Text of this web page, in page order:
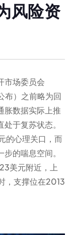
风险资
市场委员会
布）之前略为回
胀数据实际上推
于复苏状态。
的心理关口，而
的喘息空间。
美元附近，上
，支撑位在2013